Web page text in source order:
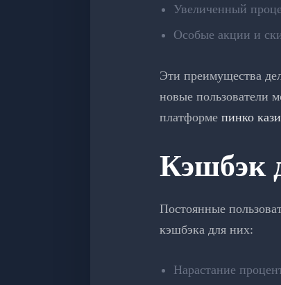
Увеличенный
Особые акции и
Эти преимущества
новые пользователи
платформе пинко
Кэшбэк
Постоянные
кэшбэка для них:
Нарастание